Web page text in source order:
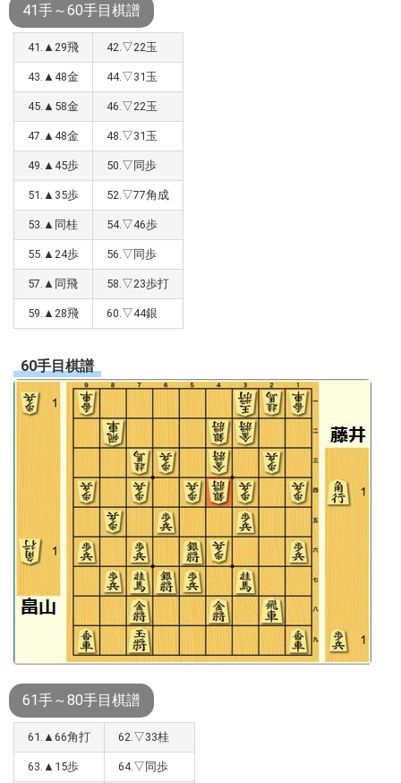
41手～60手目棋譜
41.▲29飛 42.▽22玉
43.▲48金 44.▽31玉
45.▲58金 46.▽22玉
47.▲48金 48.▽31玉
49.▲45歩 50.▽同歩
51.▲35歩 52.▽77角成
53.▲同桂 54.▽46歩
55.▲24歩 56.▽同歩
57.▲同飛 58.▽23歩打
59.▲28飛 60.▽44銀
60手目棋譜
61手～80手目棋譜
61.▲66角打 62.▽33桂
63.▲15歩 64.▽同歩